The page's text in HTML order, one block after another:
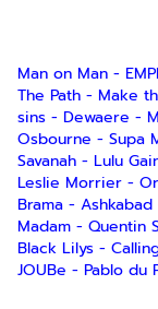
Man on Man -
The Path - Make
sins - Dewaere -
Osbourne - Supa
Savanah - Lulu
Leslie Morrier -
Brama - Ashkabad
Madam - Quentin
Black Lilys -
JOUBe - Pablo du